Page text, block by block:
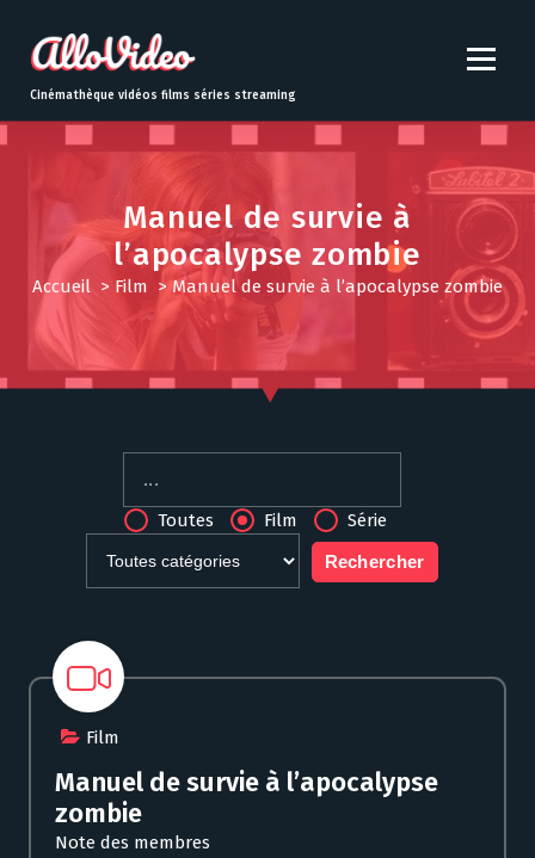
t
o
Cinémathèque vidéos films séries streaming
Manuel de survie à
l’apocalypse zombie
Accueil > Film > Manuel de survie à l’apocalypse zombie
Toutes Film Série
Film
Manuel de survie à l’apocalypse
zombie
Note des membres